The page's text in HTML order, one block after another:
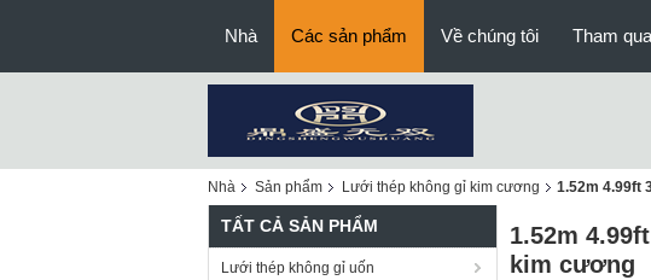
Nhà Các sản phẩm Về chúng tôi Tham
Nhà Sản phẩm Lưới thép không gỉ kim cương 1.52m 4.99ft
TẤT CẢ SẢN PHẨM
Lưới thép không gỉ uốn
1.52m
kim cương